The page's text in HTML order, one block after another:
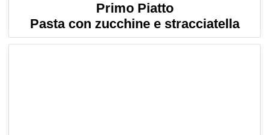
Primo Piatto
Pasta con zucchine e stracciatella